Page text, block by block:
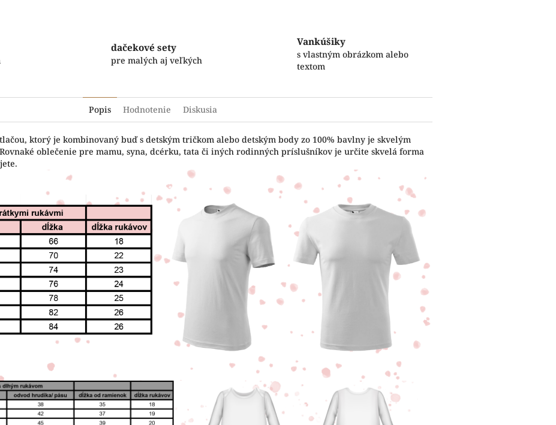
dačekové sety
pre malých aj veľkých
Vankúšiky
s vlastným obrázkom alebo
textom
Popis Hodnotenie Diskusia
ktorý je kombinovaný buď s detským tričkom alebo detským body zo 100% bavlny je skvelým
oblečenie pre mamu, syna, dcérku, tata či iných rodinných príslušníkov je určite skvelá forma